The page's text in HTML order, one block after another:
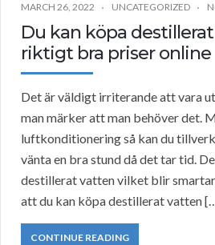
MARCH 26, 2022 UNCATEGORIZED
Du kan köpa destillerat
riktigt bra priser online
Det är väldigt irriterande att vara
man märker att man behöver det.
luftkonditionering så kan du
vänta en bra stund då det tar tid.
destillerat vatten vilket blir
att du kan köpa destillerat vatten
CONTINUE READING